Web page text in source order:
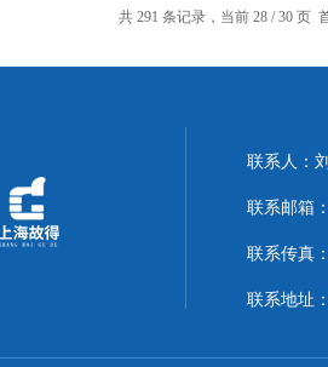
共 291 条记录，当前 28 / 30 页
联系人：
联系邮箱
联系传真
联系地址